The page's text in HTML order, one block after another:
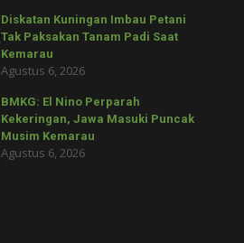
Diskatan Kuningan Imbau Petani
Tak Paksakan Tanam Padi Saat
Kemarau
Agustus 6, 2026
BMKG: El Nino Perparah
Kekeringan, Jawa Masuki Puncak
Musim Kemarau
Agustus 6, 2026